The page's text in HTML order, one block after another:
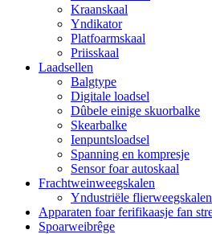
Kraanskaal
Yndikator
Platfoarmskaal
Priisskaal
Laadsellen
Balgtype
Digitale loadsel
Dûbele einige skuorbalke
Skearbalke
Ienpuntsloadsel
Spanning en kompresje
Sensor foar autoskaal
Frachtweinweegskalen
Yndustriële flierweegskalen
Apparaten foar ferifikaasje fan
Spoarweibrêge